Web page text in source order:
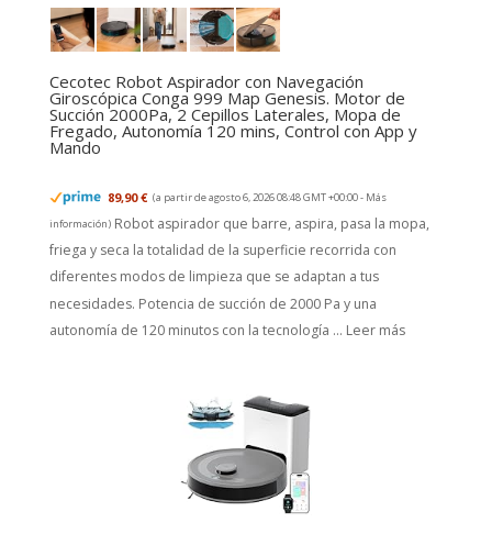
Cecotec Robot Aspirador con Navegación
Giroscópica Conga 999 Map Genesis. Motor de
Succión 2000Pa, 2 Cepillos Laterales, Mopa de
Fregado, Autonomía 120 mins, Control con App y
Mando
89,90 € (a partir de agosto 6, 2026 08:48 GMT +00:00 - Más
información) Robot aspirador que barre, aspira, pasa la mopa,
friega y seca la totalidad de la superficie recorrida con
diferentes modos de limpieza que se adaptan a tus
necesidades. Potencia de succión de 2000 Pa y una
autonomía de 120 minutos con la tecnología ... Leer más